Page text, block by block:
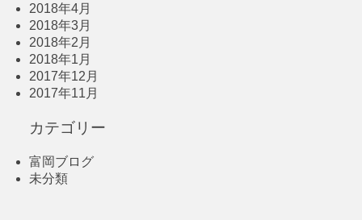
2018年4月
2018年3月
2018年2月
2018年1月
2017年12月
2017年11月
カテゴリー
富岡ブログ
未分類